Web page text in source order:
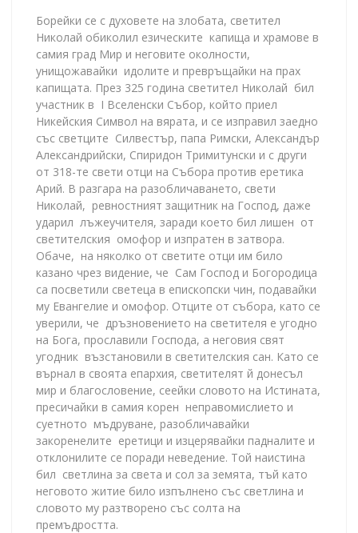
Борейки се с духовете на злобата, светител
Николай обиколил езическите капища и храмове в
самия град Мир и неговите околности,
унищожавайки идолите и превръщайки на прах
капищата. През 325 година светител Николай бил
участник в І Вселенски Събор, който приел
Никейския Символ на вярата, и се изправил заедно
със светците Силвестър, папа Римски, Александър
Александрийски, Спиридон Тримитунски и с други
от 318-те свети отци на Събора против еретика
Арий. В разгара на разобличаването, свети
Николай, ревностният защитник на Господ, даже
ударил лъжеучителя, заради което бил лишен от
светителския омофор и изпратен в затвора.
Обаче, на няколко от светите отци им било
казано чрез видение, че Сам Господ и Богородица
са посветили светеца в епископски чин, подавайки
му Евангелие и омофор. Отците от събора, като се
уверили, че дръзновението на светителя е угодно
на Бога, прославили Господа, а неговия свят
угодник възстановили в светителския сан. Като се
върнал в своята епархия, светителят й донесъл
мир и благословение, сеейки словото на Истината,
пресичайки в самия корен неправомислието и
суетното мъдруване, разобличавайки
закоренелите еретици и изцерявайки падналите и
отклонилите се поради неведение. Той наистина
бил светлина за света и сол за земята, тъй като
неговото житие било изпълнено със светлина и
словото му разтворено със солта на
премъдростта.